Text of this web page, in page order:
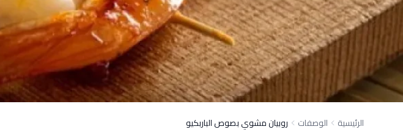
الرئيسية الوصفات روبيان مشوي بصوص الباربكيو